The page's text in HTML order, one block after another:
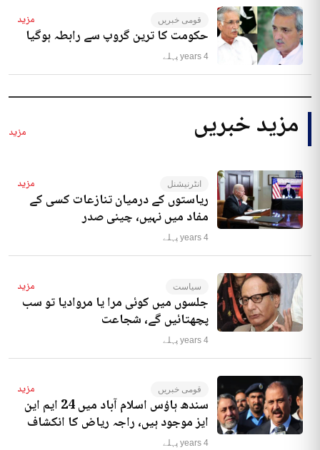
قومی خبریں مزید
حکومت کا ترین گروپ سے رابطہ ہوگیا
4 years پہلے
مزید خبریں مزید
انٹرنیشنل مزید
ریاستوں کے درمیان تنازعات کسی کے
مفاد میں نہیں، چینی صدر
4 years پہلے
سیاست مزید
جلسوں میں کوئی مرا یا مروادیا تو سب
پچھتائیں گے، شجاعت
4 years پہلے
قومی خبریں مزید
سندھ ہاؤس اسلام آباد میں 24 ایم این
ایز موجود ہیں، راجہ ریاض کا انکشاف
4 years پہلے